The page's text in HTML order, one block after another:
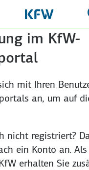
Hauptinhalt
im KfW-
mit Ihren
an, um auf
nicht registriert?
ein Konto an.
erhalten Sie